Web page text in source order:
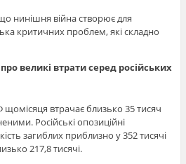
нинішня війна створює для
критичних проблем, які складно
великі втрати серед російських
втрачає близько 35 тисяч
Російські опозиційні
загиблих приблизно у 352 тисячі
217,8 тисячі.